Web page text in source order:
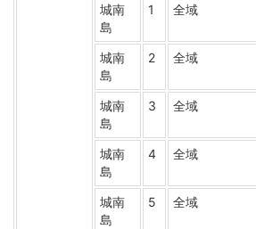
城南
島
1 全域
城南
島
2 全域
城南
島
3 全域
城南
島
4 全域
城南
島
5 全域